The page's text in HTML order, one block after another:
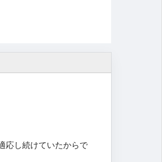
応し続けていたからで